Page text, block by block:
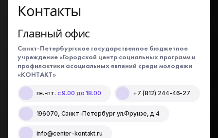
Контакты
Главный офис
Санкт-Петербургское государственное бюджетное
учреждение «Городской центр социальных программ и
профилактики асоциальных явлений среди молодежи
«КОНТАКТ»
пн.-пт. с 9.00 до 18.00 +7 (812) 244-46-27
196070, Санкт-Петербург ул.Фрунзе, д.4
info@center-kontakt.ru